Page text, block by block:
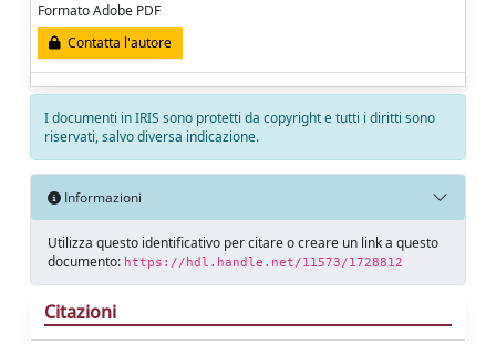
Formato Adobe PDF
Contatta l'autore
I documenti in IRIS sono protetti da copyright e tutti i diritti sono
riservati, salvo diversa indicazione.
Informazioni
Utilizza questo identificativo per citare o creare un link a questo
documento: https://hdl.handle.net/11573/1728812
Citazioni